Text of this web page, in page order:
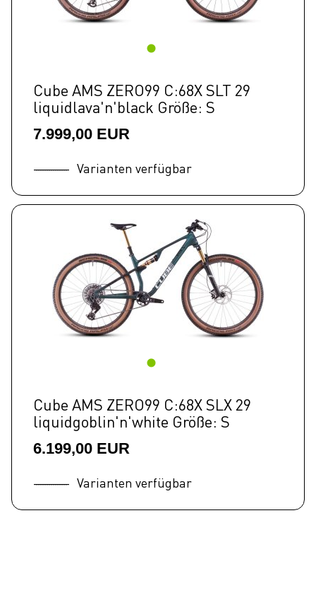
Cube AMS ZERO99 C:68X SLT 29
liquidlava'n'black Größe: S
7.999,00 EUR
Varianten verfügbar
Cube AMS ZERO99 C:68X SLX 29
liquidgoblin'n'white Größe: S
6.199,00 EUR
Varianten verfügbar